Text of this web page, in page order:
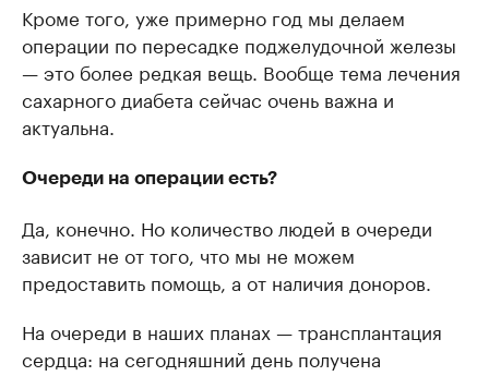
Кроме того, уже примерно год мы делаем
операции по пересадке поджелудочной железы
— это более редкая вещь. Вообще тема лечения
сахарного диабета сейчас очень важна и
актуальна.
Очереди на операции есть?
Да, конечно. Но количество людей в очереди
зависит не от того, что мы не можем
предоставить помощь, а от наличия доноров.
На очереди в наших планах — трансплантация
сердца: на сегодняшний день получена